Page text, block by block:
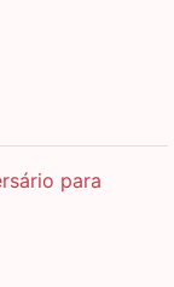
para